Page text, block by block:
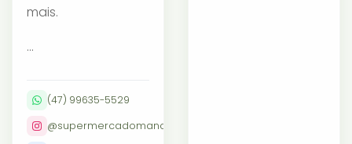
mais.
...
(47) 99635-5529
@supermercadomanchester